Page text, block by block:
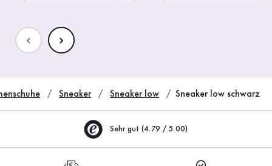
Sneaker Sneaker low Sneaker low schwarz
Sehr gut (4.79 / 5.00)